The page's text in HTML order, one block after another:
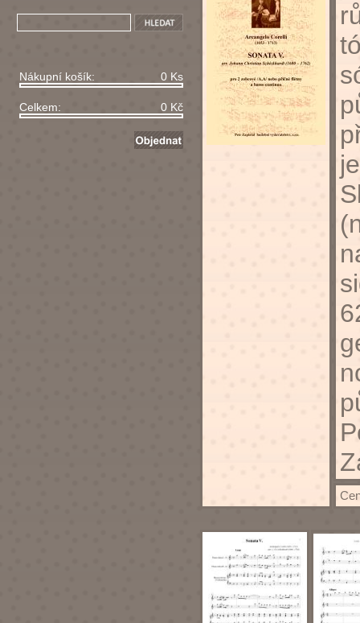
Nákupní košík: 0 Ks
Celkem: 0 Kč